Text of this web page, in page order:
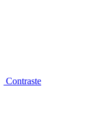
Contraste